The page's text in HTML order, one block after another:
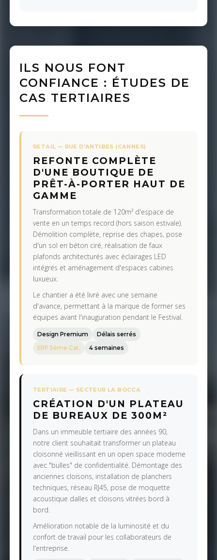
ILS NOUS FONT
CONFIANCE : ÉTUDES DE
CAS TERTIAIRES
RETAIL — RUE D'ANTIBES (CANNES)
REFONTE COMPLÈTE
D'UNE BOUTIQUE DE
PRÊT-À-PORTER HAUT DE
GAMME
Transformation totale de 120m² d'espace de
vente en un temps record (hors saison estivale).
Démolition complète, reprise des chapes, pose
d'un sol en béton ciré, réalisation de faux
plafonds architecturés avec éclairages LED
intégrés et aménagement d'espaces cabines
luxueux.
Le chantier a été livré avec une semaine
d'avance, permettant à la marque de former ses
équipes avant l'inauguration pendant le Festival.
Design Premium
Délais serrés
ERP 5ème Cat.
4 semaines
TERTIAIRE — SECTEUR LA BOCCA
CRÉATION D'UN PLATEAU
DE BUREAUX DE 300M²
Dans un immeuble tertiaire des années 90,
notre client souhaitait transformer un plateau
cloisonné vieillissant en un open space moderne
avec "bulles" de confidentialité. Démontage des
anciennes cloisons, installation de planchers
techniques, réseau RJ45, pose de moquette
acoustique dalles et cloisons vitrées bord à
bord.
Amélioration notable de la luminosité et du
confort de travail pour les collaborateurs de
l'entreprise.